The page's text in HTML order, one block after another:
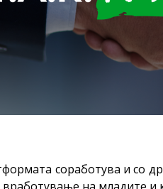
соработува и со